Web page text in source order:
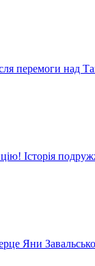
перемоги над
Історія
Яни